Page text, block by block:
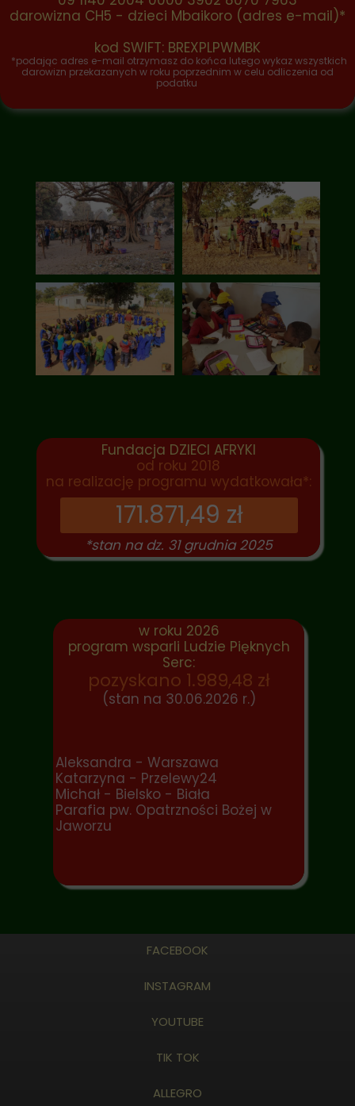
darowizna CH5 - dzieci Mbaikoro (adres e-mail)*
kod SWIFT: BREXPLPWMBK
*podając adres e-mail otrzymasz do końca lutego wykaz wszystkich
darowizn przekazanych w roku poprzednim w celu odliczenia od
podatku
171.871,49 zł
Fundacja DZIECI AFRYKI
od roku 2018
na realizację programu wydatkowała*:
*stan na dz. 31 grudnia 2025
w roku 2026
program wsparli Ludzie Pięknych
Serc:
pozyskano 1.989,48 zł
(stan na 30.06.2026 r.)
Aleksandra - Warszawa
Katarzyna - Przelewy24
Michał - Bielsko - Biała
Parafia pw. Opatrzności Bożej w
Jaworzu
FACEBOOK
INSTAGRAM
YOUTUBE
TIK TOK
ALLEGRO